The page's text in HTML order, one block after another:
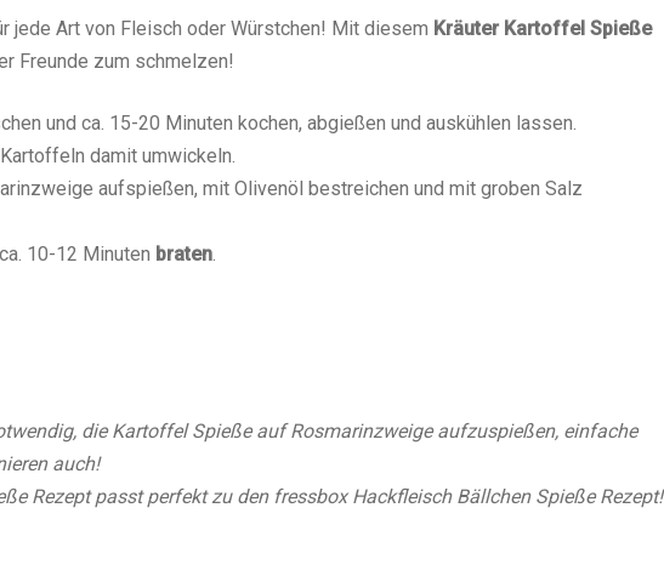
jede Art von Fleisch oder Würstchen! Mit diesem Kräuter Kartoffel Spieße
Freunde zum schmelzen!
und ca. 15-20 Minuten kochen, abgießen und auskühlen lassen.
damit umwickeln.
aufspießen, mit Olivenöl bestreichen und mit groben Salz
10-12 Minuten braten.
die Kartoffel Spieße auf Rosmarinzweige aufzuspießen, einfache
auch!
Rezept passt perfekt zu den fressboxHackfleisch Bällchen Spieße Rezept!